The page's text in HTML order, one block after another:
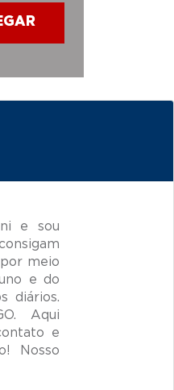
e sou
meio
e do
diários.
Aqui
e
Nosso